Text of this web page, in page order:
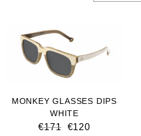
MONKEY GLASSES DIPS
WHITE
€171 €120